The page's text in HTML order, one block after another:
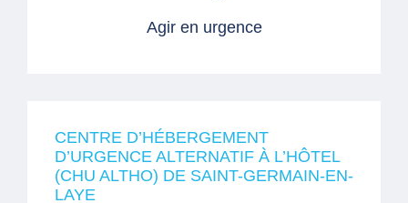
Agir en urgence
CENTRE D’HÉBERGEMENT
D’URGENCE ALTERNATIF À L’HÔTEL
(CHU ALTHO) DE SAINT-GERMAIN-EN-
LAYE